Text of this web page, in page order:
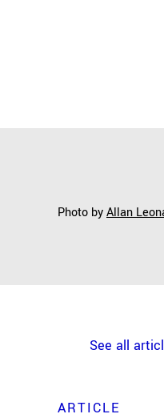
Photo byAllan
See all
ARTICLE